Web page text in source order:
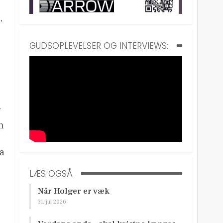
GUDSOPLEVELSER OG INTERVIEWS:
LÆS OGSÅ
Når Holger er væk
31. jul 2026